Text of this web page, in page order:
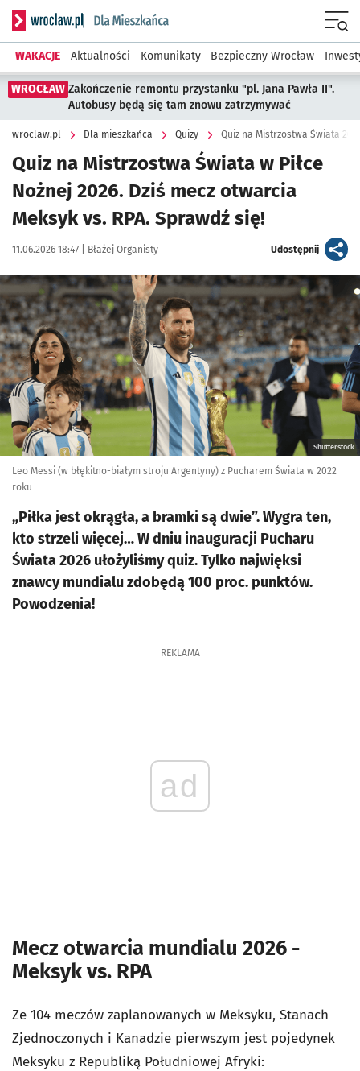
Serwis informacyjny wroclaw.pl podserwis: Dla mieszkańca
WAKACJE Aktualności Komunikaty Bezpieczny Wrocław
WROCŁAW Zakończenie remontu przystanku "pl. Jana Pawła II".
Autobusy będą się tam znowu zatrzymywać
wroclaw.pl Dla mieszkańca Quizy Quiz na Mistrzostwa Świata
Quiz na Mistrzostwa Świata w Piłce
Nożnej 2026. Dziś mecz otwarcia
Meksyk vs. RPA. Sprawdź się!
Data publikacji:
11.06.2026 18:47 | Autor:
Błażej Organisty Udostępnijartykuł
Kliknij, aby powiększyć
Shutterstock
Leo Messi (w błękitno-białym stroju Argentyny) z Pucharem Świata w 2022
roku
„Piłka jest okrągła, a bramki są dwie”. Wygra ten,
kto strzeli więcej… W dniu inauguracji Pucharu
Świata 2026 ułożyliśmy quiz. Tylko najwięksi
znawcy mundialu zdobędą 100 proc. punktów.
Powodzenia!
REKLAMA
ad
Mecz otwarcia mundialu 2026 -
Meksyk vs. RPA
Ze 104 meczów zaplanowanych w Meksyku, Stanach
Zjednoczonych i Kanadzie pierwszym jest pojedynek
Meksyku z Republiką Południowej Afryki: